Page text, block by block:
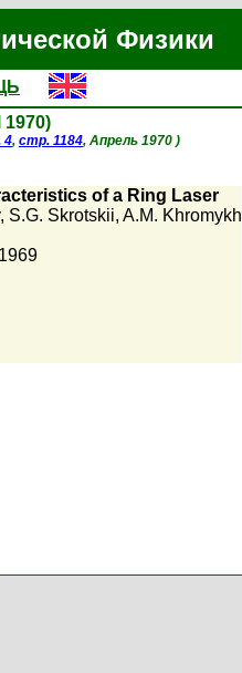
Физики
1970)
4, стр. 1184, Апрель 1970 )
of a Ring Laser
, S.G. Skrotskii, A.M. Khromykh